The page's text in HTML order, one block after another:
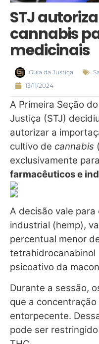
STJ
cannabis
medicinais
Guia da Justiça
13/11/2024
A Primeira Seção
Justiça (STJ)
autorizar a
cultivo de cannabis
exclusivamente para
farmacêuticos e
A decisão vale
industrial (hemp),
percentual menor
tetrahidrocanabinol
psicoativo da
Durante a sessão,
que a
entorpecente.
pode ser